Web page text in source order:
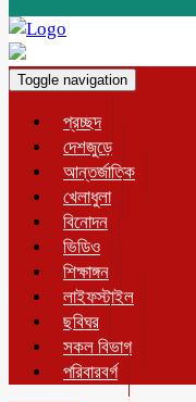
Toggle navigation
প্রচ্ছদ
দেশজুড়ে
আন্তর্জাতিক
খেলাধুলা
বিনোদন
ভিডিও
শিক্ষাঙ্গন
লাইফস্টাইল
ছবিঘর
সকল বিভাগ
পরিবারবর্গ